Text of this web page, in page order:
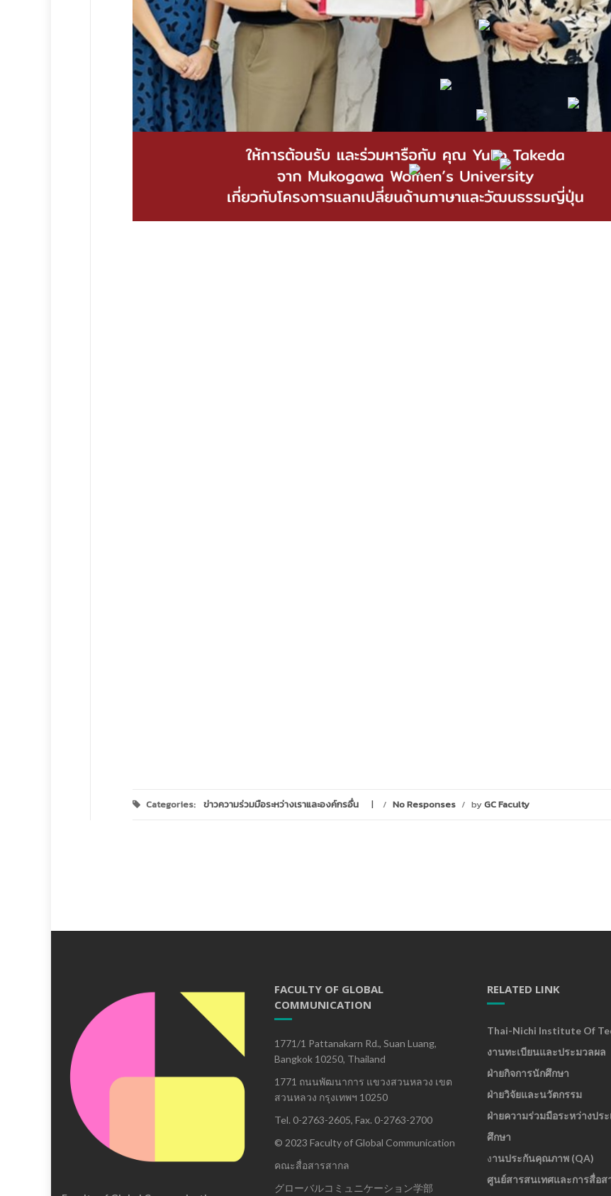
Categories: ข่าวความร่วมมือระหว่างเราและองค์กรอื่น / No Responses / byGC Faculty
FACULTY OF GLOBAL
COMMUNICATION
1771/1 Pattanakarn Rd., Suan Luang,
Bangkok 10250, Thailand
1771 ถนนพัฒนาการ แขวงสวนหลวง เขต
สวนหลวง กรุงเทพฯ 10250
Tel. 0-2763-2605, Fax. 0-2763-2700
© 2023 Faculty of Global Communication
คณะสื่อสารสากล
グローバルコミュニケーション学部
RELATED LINK
Thai-Nichi Institute Of
งานทะเบียนและประมวลผล
ฝ่ายกิจการนักศึกษา
ฝ่ายวิจัยและนวัตกรรม
ฝ่ายความร่วมมือระหว่างปร
ศึกษา
งานประกันคุณภาพ (QA)
ศูนย์สารสนเทศและการสื่อส